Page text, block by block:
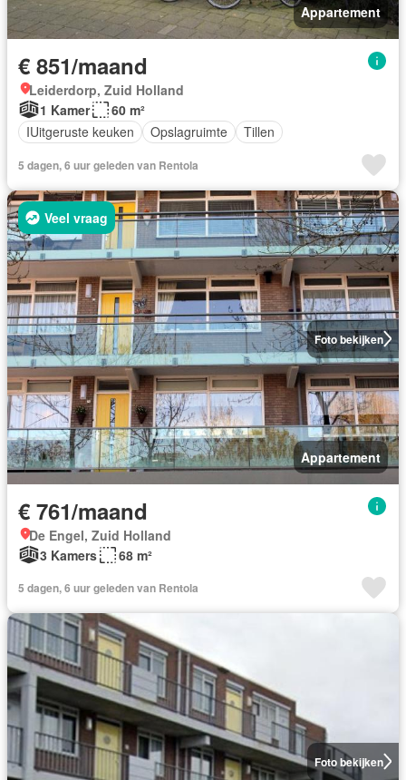
Appartement
€ 851/maand
Leiderdorp, Zuid Holland
1 Kamer
60 m²
IUitgeruste keuken
Opslagruimte Tillen
5 dagen, 6 uur geleden van Rentola
Foto bekijken
Veel vraag
Appartement
€ 761/maand
De Engel, Zuid Holland
3 Kamers
68 m²
5 dagen, 6 uur geleden van Rentola
Foto bekijken